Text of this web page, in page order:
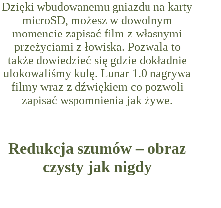
Dzięki wbudowanemu gniazdu na karty
microSD, możesz w dowolnym
momencie zapisać film z własnymi
przeżyciami z łowiska. Pozwala to
także dowiedzieć się gdzie dokładnie
ulokowaliśmy kulę. Lunar 1.0 nagrywa
filmy wraz z dźwiękiem co pozwoli
zapisać wspomnienia jak żywe.
Redukcja szumów – obraz
czysty jak nigdy